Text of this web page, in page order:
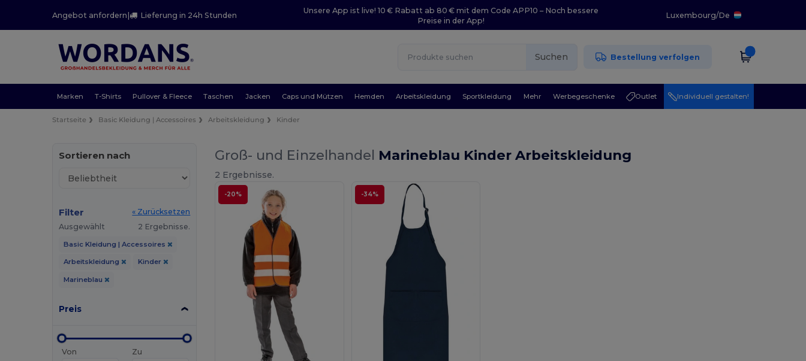
Angebot anfordern| Lieferung in 24h Stunden
Unsere App ist live! 10 € Rabatt ab 80 € mit dem Code APP10 – Noch bessere
Preise in der App!
Luxembourg/De
Suchen Bestellung verfolgen
Marken T-Shirts Pullover & Fleece Taschen Jacken Caps und Mützen Hemden Arbeitskleidung Sportkleidung Mehr Werbegeschenke Outlet Individuell gestalten!
Startseite Basic Kleidung | Accessoires Arbeitskleidung Kinder
Sortieren nach
Filter
« Zurücksetzen
Ausgewählt
2 Ergebnisse.
Basic Kleidung | Accessoires
Arbeitskleidung Kinder
Marineblau
Preis
Von
Zu
Groß- und Einzelhandel Marineblau Kinder Arbeitskleidung
2 Ergebnisse.
-20% -34%